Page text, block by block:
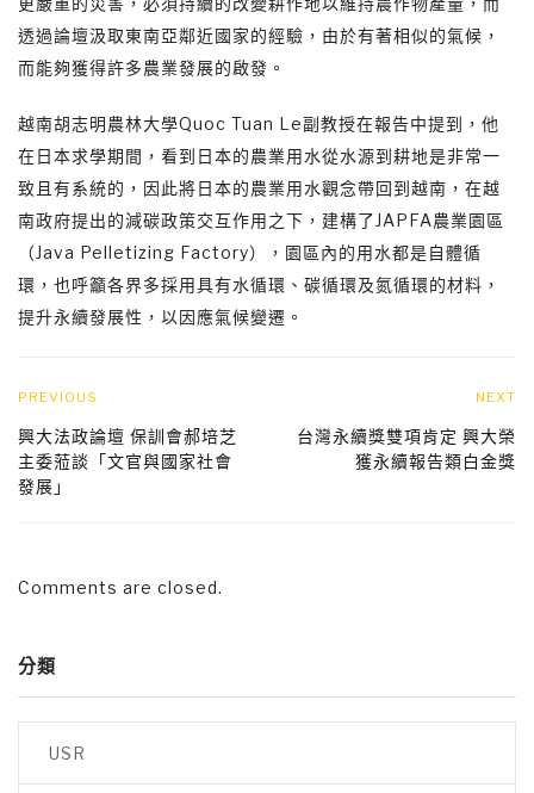
透過論壇汲取東南亞鄰近國家的經驗，由於有著相似的氣候，
而能夠獲得許多農業發展的啟發。
越南胡志明農林大學Quoc Tuan Le副教授在報告中提到，他
在日本求學期間，看到日本的農業用水從水源到耕地是非常一
致且有系統的，因此將日本的農業用水觀念帶回到越南，在越
南政府提出的減碳政策交互作用之下，建構了JAPFA農業園區
（Java Pelletizing Factory），園區內的用水都是自體循
環，也呼籲各界多採用具有水循環、碳循環及氮循環的材料，
提升永續發展性，以因應氣候變遷。
PREVIOUS
興大法政論壇 保訓會郝培芝
主委蒞談「文官與國家社會
發展」
NEXT
台灣永續獎雙項肯定 興大榮
獲永續報告類白金獎
Comments are closed.
分類
USR